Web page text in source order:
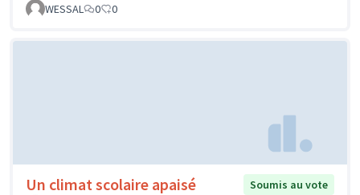
WESSAL
0 0
Un climat scolaire apaisé
Soumis au vote